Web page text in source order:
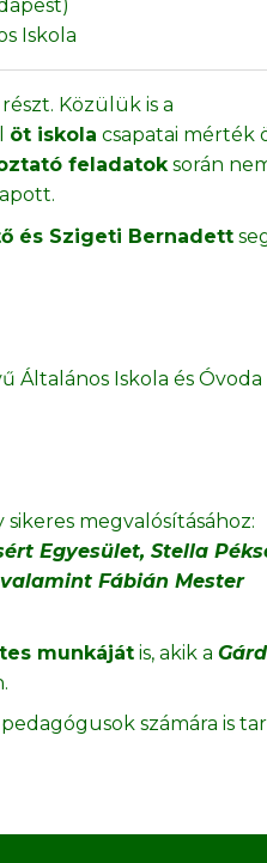
Iskola
Közülük is a
öt iskola csapatai mérték
feladatoksorán
és Szigeti Bernadett
Általános Iskola és Óvoda
megvalósításához:
Egyesület, Stella
Fábián Mester
munkáját is, akik a
számára is